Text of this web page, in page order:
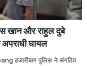
खान और राहुल दुबे
घायल
हजारीबाग पुलिस ने संगठित